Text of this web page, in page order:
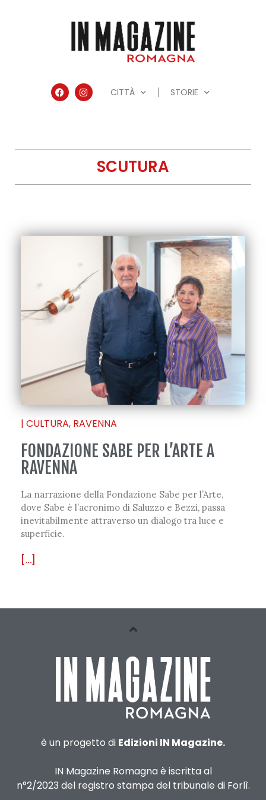
CITTÀ STORIE
SCUTURA
| CULTURA, RAVENNA
FONDAZIONE SABE PER L’ARTE A
RAVENNA
La narrazione della Fondazione Sabe per l’Arte,
dove Sabe è l’acronimo di Saluzzo e Bezzi, passa
inevitabilmente attraverso un dialogo tra luce e
superficie.
[...]
è un progetto di Edizioni IN Magazine.
IN Magazine Romagna è iscritta al
n°2/2023 del registro stampa del tribunale di Forlì.